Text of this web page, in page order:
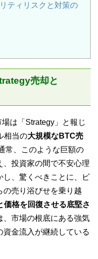
ティリスクと対策の
売却と
は「Strategy」と報じ
相当の大規模なBTC売
常、このような巨額の
投資家の間で不安心理
し、驚くべきことに、ビ
の売り浴びせを乗り越
価格を回復させる底堅さ
、市場の根底にある強気
金流入が継続している